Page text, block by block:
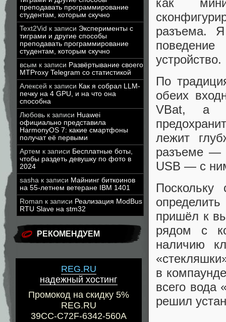
преподавать программирование
студентам, которым скучно
Text2Vid к записи Эксперименты с
тиграми и другие способы
преподавать программирование
студентам, которым скучно
всым к записи Развёртывание своего
MTProxy Telegram со статистикой
Алексей к записи Как я собрал LLM-
печку на 4 GPU, и на что она
способна
Любовь к записи Huawei
официально представила
HarmonyOS 7: какие смартфоны
получат её первыми
Артем к записи Бесплатные боты,
чтобы раздеть девушку по фото в
2024
sasha к записи Майнинг биткоинов
на 55-летнем ветеране IBM 1401
Roman к записи Реализация ModBus
RTU Slave на stm32
РЕКОМЕНДУЕМ
REG.RU
надежный хостинг
Промокод на скидку 5%
REG.RU
39CC-C72F-6342-560A
разъема.
устройство.
По
обеих
VBat, а
лежит
разъеме —
USB — с
пришёл к
рядом с
наличию
в
всего вода
решил